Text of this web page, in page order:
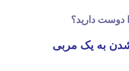
دوست دارید؟
به یک مربی